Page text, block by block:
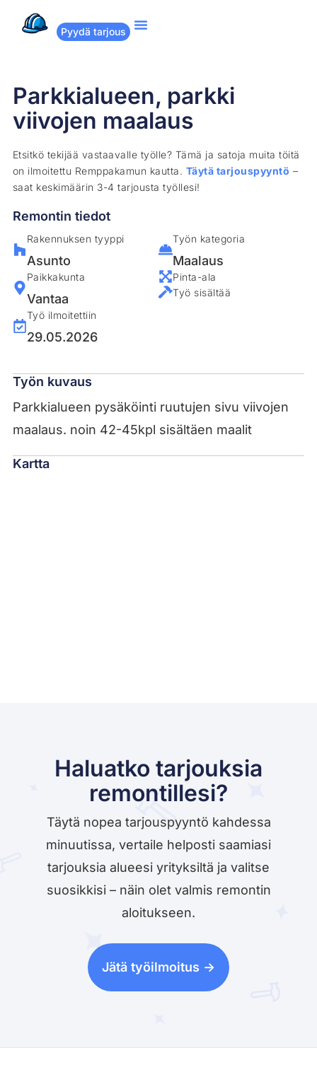
Pyydä tarjous
Parkkialueen, parkki
viivojen maalaus
Etsitkö tekijää vastaavalle työlle? Tämä ja satoja muita töitä
on ilmoitettu Remppakamun kautta. Täytä tarjouspyyntö –
saat keskimäärin 3-4 tarjousta työllesi!
Remontin tiedot
Rakennuksen tyyppi
Asunto
Paikkakunta
Vantaa
Työ ilmoitettiin
29.05.2026
Työn kategoria
Maalaus
Pinta-ala
Työ sisältää
Työn kuvaus
Parkkialueen pysäköinti ruutujen sivu viivojen
maalaus. noin 42-45kpl sisältäen maalit
Kartta
Haluatko tarjouksia
remontillesi?
Täytä nopea tarjouspyyntö kahdessa
minuutissa, vertaile helposti saamiasi
tarjouksia alueesi yrityksiltä ja valitse
suosikkisi – näin olet valmis remontin
aloitukseen.
Jätä työilmoitus ->